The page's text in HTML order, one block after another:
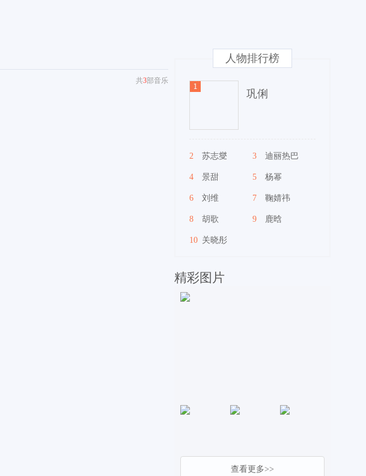
共3部音乐
人物排行榜
巩俐
2 苏志燮 3 迪丽热巴
4 景甜 5 杨幂
6 刘维 7 鞠婧祎
8 胡歌 9 鹿晗
10 关晓彤
精彩图片
查看更多>>